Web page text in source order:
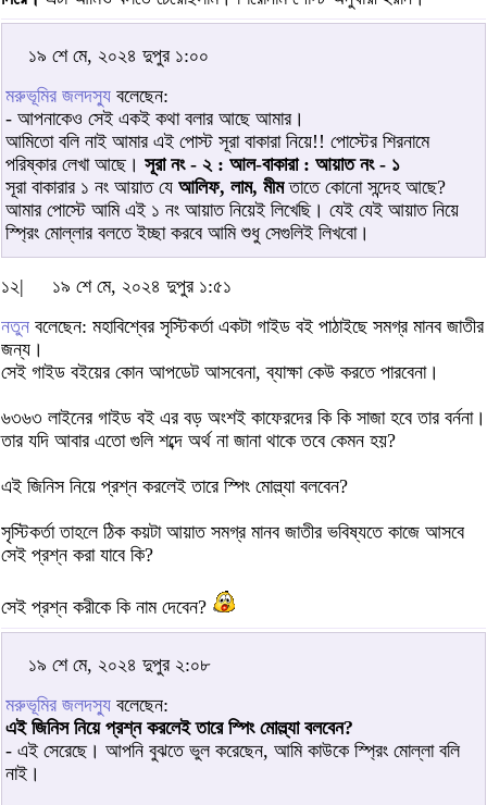
১৯ শে মে, ২০২৪ দুপুর ১:০০
মরুভূমির জলদস্যু বলেছেন:
- আপনাকেও সেই একই কথা বলার আছে আমার।
আমিতো বলি নাই আমার এই পোস্ট সূরা বাকারা নিয়ে!! পোস্টের শিরনামে
পরিষ্কার লেখা আছে। সূরা নং - ২ : আল-বাকারা : আয়াত নং - ১
সূরা বাকারার ১ নং আয়াত যে আলিফ, লাম, মীমতাতে কোনো সন্দেহ আছে?
আমার পোস্টে আমি এই ১ নং আয়াত নিয়েই লিখেছি। যেই যেই আয়াত নিয়ে
স্প্রিং মোল্লার বলতে ইচ্ছা করবে আমি শুধু সেগুলিই লিখবো।
১২|
১৯ শে মে, ২০২৪ দুপুর ১:৫১
নতুন বলেছেন: মহাবিশ্বের সৃস্টিকর্তা একটা গাইড বই পাঠাইছে সমগ্র মানব জাতীর
জন্য।
সেই গাইড বইয়ের কোন আপডেট আসবেনা, ব্যাক্ষা কেউ করতে পারবেনা।
৬৩৬৩ লাইনের গাইড বই এর বড় অংশই কাফেরদের কি কি সাজা হবে তার বর্ননা।
তার যদি আবার এতো গুলি শব্দে অর্থ না জানা থাকে তবে কেমন হয়?
এই জিনিস নিয়ে প্রশ্ন করলেই তারে স্পিং মোল্ল্যা বলবেন?
সৃস্টিকর্তা তাহলে ঠিক কয়টা আয়াত সমগ্র মানব জাতীর ভবিষ্যতে কাজে আসবে
সেই প্রশ্ন করা যাবে কি?
সেই প্রশ্ন করীকে কি নাম দেবেন?
১৯ শে মে, ২০২৪ দুপুর ২:০৮
মরুভূমির জলদস্যু বলেছেন:
এই জিনিস নিয়ে প্রশ্ন করলেই তারে স্পিং মোল্ল্যা বলবেন?
- এই সেরেছে। আপনি বুঝতে ভুল করেছেন, আমি কাউকে স্প্রিং মোল্লা বলি
নাই।